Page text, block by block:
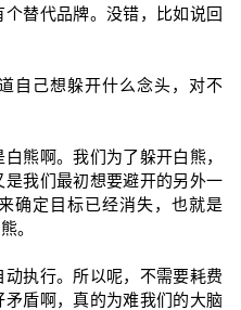
替代品牌。没错，比如说回
自己想躲开什么念头，对不
熊啊。我们为了躲开白熊，
我们最初想要避开的另外一
确定目标已经消失，也就是
。
执行。所以呢，不需要耗费
盾啊，真的为难我们的大脑